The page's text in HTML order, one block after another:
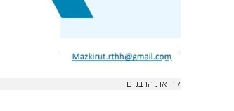
קריאת הרבנים